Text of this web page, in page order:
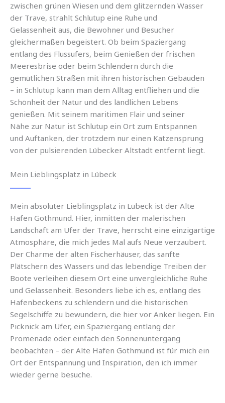
zwischen grünen Wiesen und dem glitzernden Wasser
der Trave, strahlt Schlutup eine Ruhe und
Gelassenheit aus, die Bewohner und Besucher
gleichermaßen begeistert. Ob beim Spaziergang
entlang des Flussufers, beim Genießen der frischen
Meeresbrise oder beim Schlendern durch die
gemütlichen Straßen mit ihren historischen Gebäuden
– in Schlutup kann man dem Alltag entfliehen und die
Schönheit der Natur und des ländlichen Lebens
genießen. Mit seinem maritimen Flair und seiner
Nähe zur Natur ist Schlutup ein Ort zum Entspannen
und Auftanken, der trotzdem nur einen Katzensprung
von der pulsierenden Lübecker Altstadt entfernt liegt.
Mein Lieblingsplatz in Lübeck
Mein absoluter Lieblingsplatz in Lübeck ist der Alte
Hafen Gothmund. Hier, inmitten der malerischen
Landschaft am Ufer der Trave, herrscht eine einzigartige
Atmosphäre, die mich jedes Mal aufs Neue verzaubert.
Der Charme der alten Fischerhäuser, das sanfte
Plätschern des Wassers und das lebendige Treiben der
Boote verleihen diesem Ort eine unvergleichliche Ruhe
und Gelassenheit. Besonders liebe ich es, entlang des
Hafenbeckens zu schlendern und die historischen
Segelschiffe zu bewundern, die hier vor Anker liegen. Ein
Picknick am Ufer, ein Spaziergang entlang der
Promenade oder einfach den Sonnenuntergang
beobachten – der Alte Hafen Gothmund ist für mich ein
Ort der Entspannung und Inspiration, den ich immer
wieder gerne besuche.